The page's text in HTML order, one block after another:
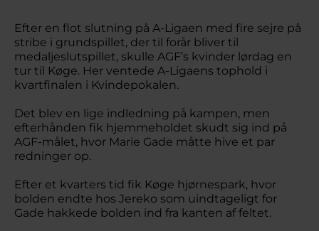
Efter en flot slutning på A-Ligaen med fire sejre på
stribe i grundspillet, der til forår bliver til
medaljeslutspillet, skulle AGF’s kvinder lørdag en
tur til Køge. Her ventede A-Ligaens tophold i
kvartfinalen i Kvindepokalen.
Det blev en lige indledning på kampen, men
efterhånden fik hjemmeholdet skudt sig ind på
AGF-målet, hvor Marie Gade måtte hive et par
redninger op.
Efter et kvarters tid fik Køge hjørnespark, hvor
bolden endte hos Jereko som uindtageligt for
Gade hakkede bolden ind fra kanten af feltet.